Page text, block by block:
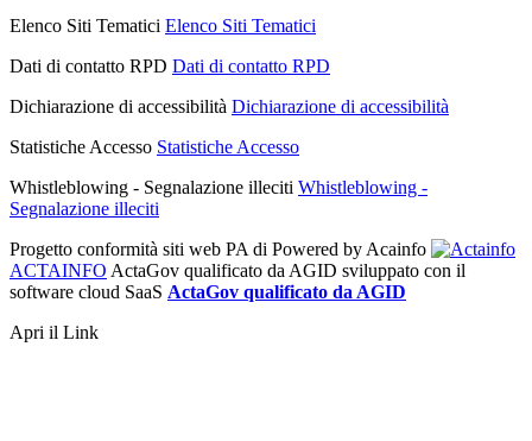
Elenco Siti Tematici Elenco Siti Tematici
Dati di contatto RPD Dati di contatto RPD
Dichiarazione di accessibilità Dichiarazione di accessibilità
Statistiche Accesso Statistiche Accesso
Whistleblowing - Segnalazione illeciti Whistleblowing -
Segnalazione illeciti
Progetto conformità siti web PA di Powered by Acainfo
ACTAINFO ActaGov qualificato da AGID sviluppato con il
software cloud SaaS ActaGov qualificato da AGID
Apri il Link